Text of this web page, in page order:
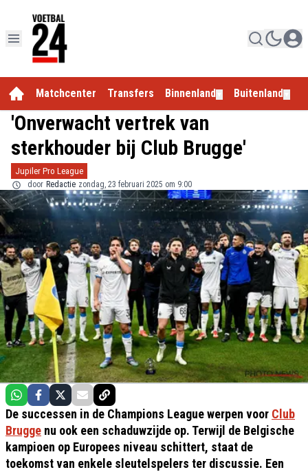
Matchcenter Transfers Binnenland Buitenland
'Onverwacht vertrek van
sterkhouder bij Club Brugge'
Jupiler Pro League
door Redactie zondag, 23 februari 2025 om 9:00
De successen in de Champions League werpen voor Club
Brugge nu ook een schaduwzijde op. Terwijl de Belgische
kampioen op Europees niveau schittert, staat de
toekomst van enkele sleutelspelers ter discussie. Een